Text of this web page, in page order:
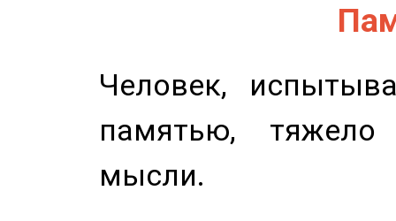
Человек,
памятью,
мысли.